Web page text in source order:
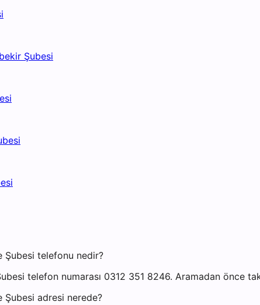
Şubesi
Şubesi telefonu nedir?
telefon numarası 0312 351 8246. Aramadan önce
Şubesi adresi nerede?